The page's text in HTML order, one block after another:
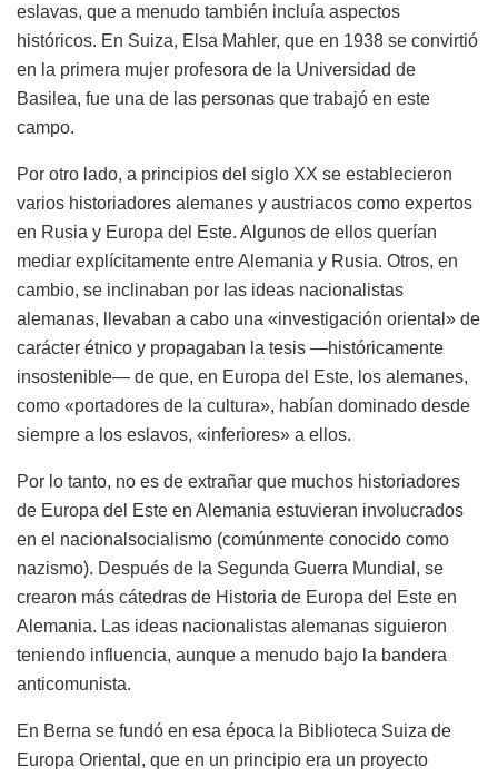
eslavas, que a menudo también incluía aspectos
históricos. En Suiza, Elsa Mahler, que en 1938 se convirtió
en la primera mujer profesora de la Universidad de
Basilea, fue una de las personas que trabajó en este
campo.
Por otro lado, a principios del siglo XX se establecieron
varios historiadores alemanes y austriacos como expertos
en Rusia y Europa del Este. Algunos de ellos querían
mediar explícitamente entre Alemania y Rusia. Otros, en
cambio, se inclinaban por las ideas nacionalistas
alemanas, llevaban a cabo una «investigación oriental» de
carácter étnico y propagaban la tesis —históricamente
insostenible— de que, en Europa del Este, los alemanes,
como «portadores de la cultura», habían dominado desde
siempre a los eslavos, «inferiores» a ellos.
Por lo tanto, no es de extrañar que muchos historiadores
de Europa del Este en Alemania estuvieran involucrados
en el nacionalsocialismo (comúnmente conocido como
nazismo). Después de la Segunda Guerra Mundial, se
crearon más cátedras de Historia de Europa del Este en
Alemania. Las ideas nacionalistas alemanas siguieron
teniendo influencia, aunque a menudo bajo la bandera
anticomunista.
En Berna se fundó en esa época la Biblioteca Suiza de
Europa Oriental, que en un principio era un proyecto